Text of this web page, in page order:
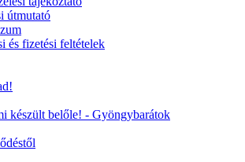
útmutató
és fizetési feltételek
készült belőle! - Gyöngybarátok